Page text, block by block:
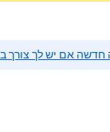
חדשה אם יש לך צורך